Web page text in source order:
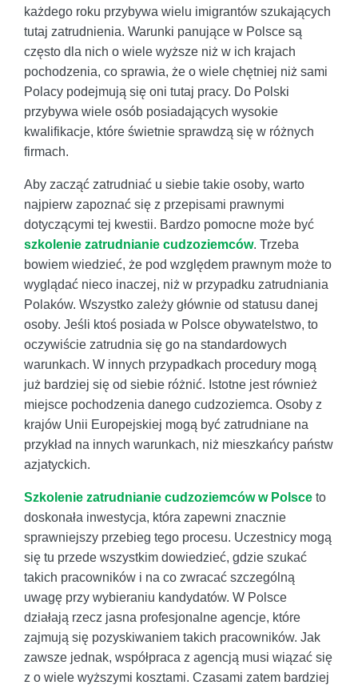
każdego roku przybywa wielu imigrantów szukających
tutaj zatrudnienia. Warunki panujące w Polsce są
często dla nich o wiele wyższe niż w ich krajach
pochodzenia, co sprawia, że o wiele chętniej niż sami
Polacy podejmują się oni tutaj pracy. Do Polski
przybywa wiele osób posiadających wysokie
kwalifikacje, które świetnie sprawdzą się w różnych
firmach.
Aby zacząć zatrudniać u siebie takie osoby, warto
najpierw zapoznać się z przepisami prawnymi
dotyczącymi tej kwestii. Bardzo pomocne może być
szkolenie zatrudnianie cudzoziemców. Trzeba
bowiem wiedzieć, że pod względem prawnym może to
wyglądać nieco inaczej, niż w przypadku zatrudniania
Polaków. Wszystko zależy głównie od statusu danej
osoby. Jeśli ktoś posiada w Polsce obywatelstwo, to
oczywiście zatrudnia się go na standardowych
warunkach. W innych przypadkach procedury mogą
już bardziej się od siebie różnić. Istotne jest również
miejsce pochodzenia danego cudzoziemca. Osoby z
krajów Unii Europejskiej mogą być zatrudniane na
przykład na innych warunkach, niż mieszkańcy państw
azjatyckich.
Szkolenie zatrudnianie cudzoziemców w Polsce to
doskonała inwestycja, która zapewni znacznie
sprawniejszy przebieg tego procesu. Uczestnicy mogą
się tu przede wszystkim dowiedzieć, gdzie szukać
takich pracowników i na co zwracać szczególną
uwagę przy wybieraniu kandydatów. W Polsce
działają rzecz jasna profesjonalne agencje, które
zajmują się pozyskiwaniem takich pracowników. Jak
zawsze jednak, współpraca z agencją musi wiązać się
z o wiele wyższymi kosztami. Czasami zatem bardziej